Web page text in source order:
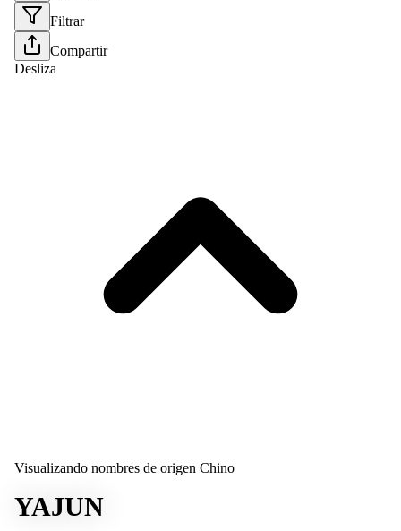
Filtrar
Compartir
Desliza
Visualizando nombres de origen Chino
YAJUN